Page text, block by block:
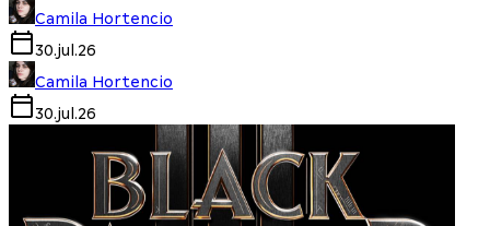
Camila Hortencio
30.jul.26
Camila Hortencio
30.jul.26